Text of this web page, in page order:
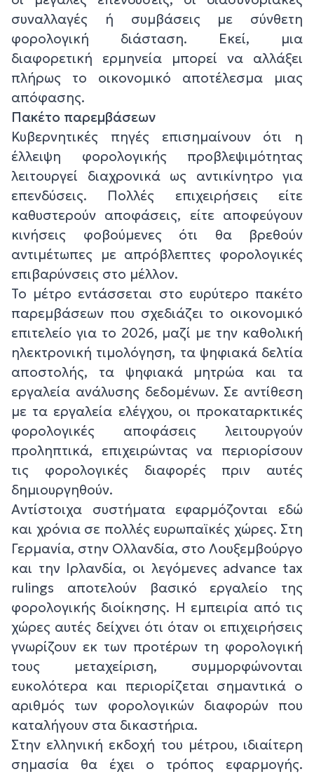
συναλλαγές ή συμβάσεις με σύνθετη
φορολογική διάσταση. Εκεί, μια
διαφορετική ερμηνεία μπορεί να αλλάξει
πλήρως το οικονομικό αποτέλεσμα μιας
απόφασης.
Πακέτο παρεμβάσεων
Κυβερνητικές πηγές επισημαίνουν ότι η
έλλειψη φορολογικής προβλεψιμότητας
λειτουργεί διαχρονικά ως αντικίνητρο για
επενδύσεις. Πολλές επιχειρήσεις είτε
καθυστερούν αποφάσεις, είτε αποφεύγουν
κινήσεις φοβούμενες ότι θα βρεθούν
αντιμέτωπες με απρόβλεπτες φορολογικές
επιβαρύνσεις στο μέλλον.
Το μέτρο εντάσσεται στο ευρύτερο πακέτο
παρεμβάσεων που σχεδιάζει το οικονομικό
επιτελείο για το 2026, μαζί με την καθολική
ηλεκτρονική τιμολόγηση, τα ψηφιακά δελτία
αποστολής, τα ψηφιακά μητρώα και τα
εργαλεία ανάλυσης δεδομένων. Σε αντίθεση
με τα εργαλεία ελέγχου, οι προκαταρκτικές
φορολογικές αποφάσεις λειτουργούν
προληπτικά, επιχειρώντας να περιορίσουν
τις φορολογικές διαφορές πριν αυτές
δημιουργηθούν.
Αντίστοιχα συστήματα εφαρμόζονται εδώ
και χρόνια σε πολλές ευρωπαϊκές χώρες. Στη
Γερμανία, στην Ολλανδία, στο Λουξεμβούργο
και την Ιρλανδία, οι λεγόμενες advance tax
rulings αποτελούν βασικό εργαλείο της
φορολογικής διοίκησης. Η εμπειρία από τις
χώρες αυτές δείχνει ότι όταν οι επιχειρήσεις
γνωρίζουν εκ των προτέρων τη φορολογική
τους μεταχείριση, συμμορφώνονται
ευκολότερα και περιορίζεται σημαντικά ο
αριθμός των φορολογικών διαφορών που
καταλήγουν στα δικαστήρια.
Στην ελληνική εκδοχή του μέτρου, ιδιαίτερη
σημασία θα έχει ο τρόπος εφαρμογής.